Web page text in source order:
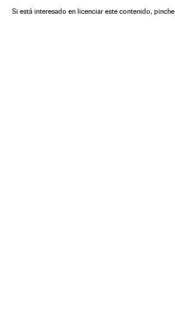
Si está interesado en licenciar este contenido, pinche